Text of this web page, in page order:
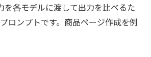
を各モデルに渡して出力を比べるた
ロンプトです。商品ページ作成を例